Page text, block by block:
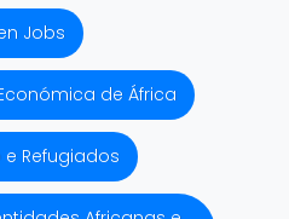
Jobs
de África
Refugiados